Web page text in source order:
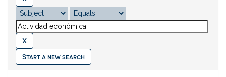
Start a new search